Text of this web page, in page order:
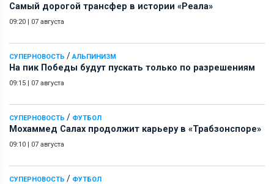
Самый дорогой трансфер в истории «Реала»
09:20 | 07 августа
СУПЕРНОВОСТЬ / АЛЬПИНИЗМ
На пик Победы будут пускать только по разрешениям
09:15 | 07 августа
СУПЕРНОВОСТЬ / ФУТБОЛ
Мохаммед Салах продолжит карьеру в «Трабзонспоре»
09:10 | 07 августа
СУПЕРНОВОСТЬ / ФУТБОЛ